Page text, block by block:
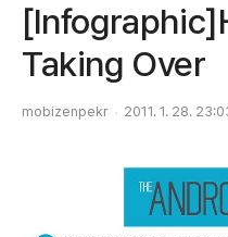
Taking Over
mobizenpekr 2011. 1. 28.